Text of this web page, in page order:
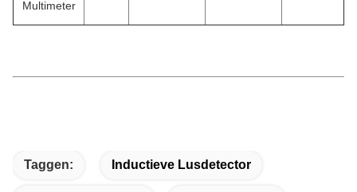
Multimeter
Taggen: Inductieve Lusdetector